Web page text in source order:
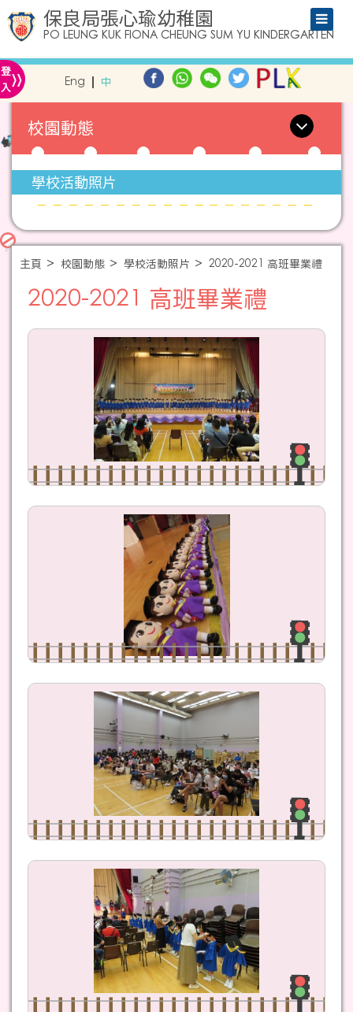
保良局張心瑜幼稚園
PO LEUNG KUK FIONA CHEUNG SUM YU KINDERGARTEN
登
入» Eng 中
校園動態
學校活動照片
主頁 校園動態 學校活動照片 2020-2021 高班畢業禮
2020-2021 高班畢業禮